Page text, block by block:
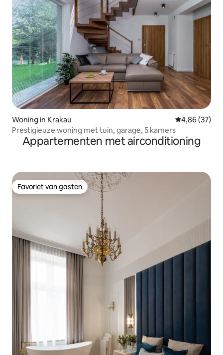
Woning in Krakau Gemiddelde
4,86 (37)
Prestigieuze woning met tuin, garage, 5 kamers
Appartementen met airconditioning
Favoriet van gasten
Favoriet van gasten